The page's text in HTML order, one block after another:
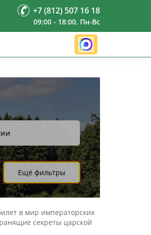
+7 (812) 507 16 18
09:00 - 18:00, Пн-Вс
Ещё фильтры
в мир императорских
секреты царской